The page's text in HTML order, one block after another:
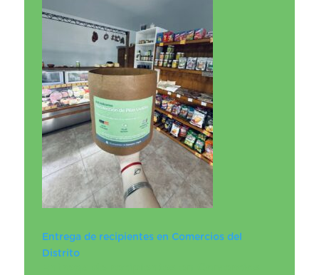
Entrega de recipientes en Comercios del
Distrito